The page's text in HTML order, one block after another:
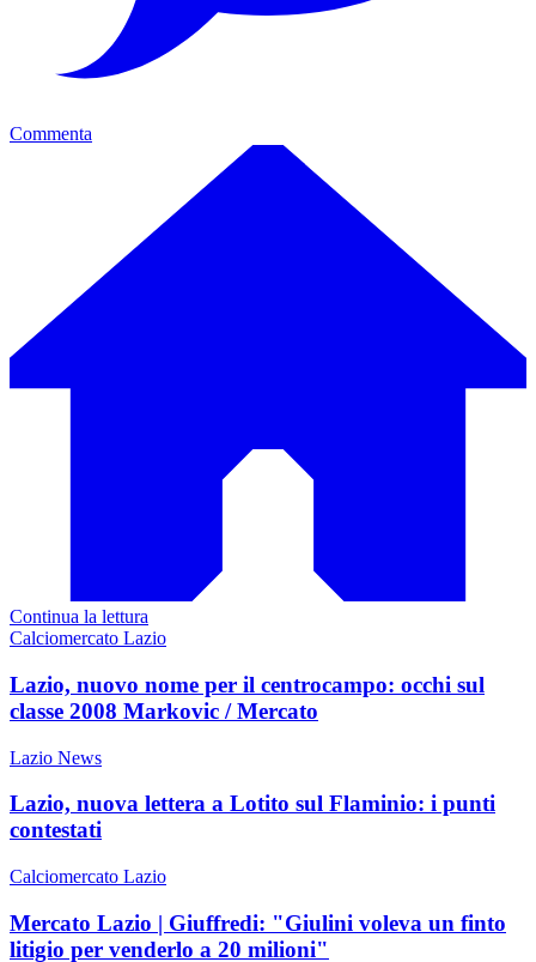
Commenta
Continua la lettura
Calciomercato Lazio
Lazio, nuovo nome per il centrocampo: occhi sul
classe 2008 Markovic / Mercato
Lazio News
Lazio, nuova lettera a Lotito sul Flaminio: i punti
contestati
Calciomercato Lazio
Mercato Lazio | Giuffredi: "Giulini voleva un finto
litigio per venderlo a 20 milioni"